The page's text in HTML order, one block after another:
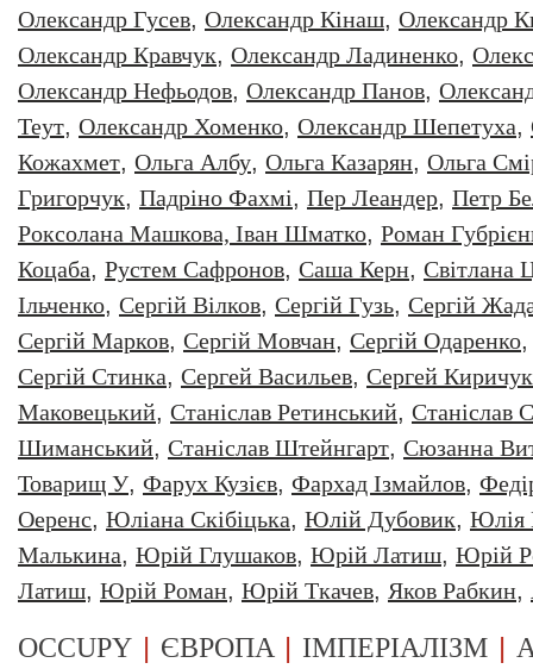
Олександр Гусев, Олександр Кінаш, Олександр
Олександр Кравчук, Олександр Ладиненко,
Олександр Нефьодов, Олександр Панов,
Теут, Олександр Хоменко, Олександр Шепетуха,
Кожахмет, Ольга Албу, Ольга Казарян, Ольга
Григорчук, Падріно Фахмі, Пер Леандер, Петр
Роксолана Машкова, Іван Шматко, Роман
Коцаба, Рустем Сафронов, Саша Керн, Світлана
Ільченко, Сергій Вілков, Сергій Гузь, Сергій
Сергій Марков, Сергій Мовчан, Сергій Одаренко
Сергій Стинка, Сергей Васильев, Сергей Киричук
Маковецький, Станіслав Ретинський, Станіслав
Шиманський, Станіслав Штейнгарт, Сюзанна
Товарищ У, Фарух Кузієв, Фархад Ізмайлов,
Оеренс, Юліана Скібіцька, Юлій Дубовик, Юлія
Малькина, Юрiй Глушаков, Юрiй Латиш, Юрiй
Латиш, Юрій Роман, Юрій Ткачев, Яков Рабкин,
OCCUPY | ЄВРОПА | ІМПЕРІАЛІЗМ |